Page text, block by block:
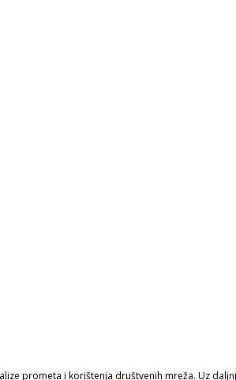
prometa i korištenja društvenih mreža. Uz